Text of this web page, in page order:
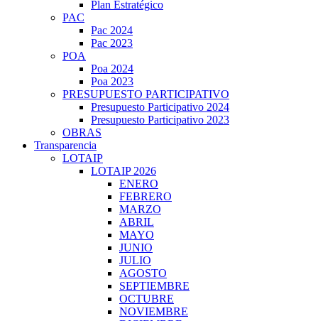
Plan Estratégico
PAC
Pac 2024
Pac 2023
POA
Poa 2024
Poa 2023
PRESUPUESTO PARTICIPATIVO
Presupuesto Participativo 2024
Presupuesto Participativo 2023
OBRAS
Transparencia
LOTAIP
LOTAIP 2026
ENERO
FEBRERO
MARZO
ABRIL
MAYO
JUNIO
JULIO
AGOSTO
SEPTIEMBRE
OCTUBRE
NOVIEMBRE